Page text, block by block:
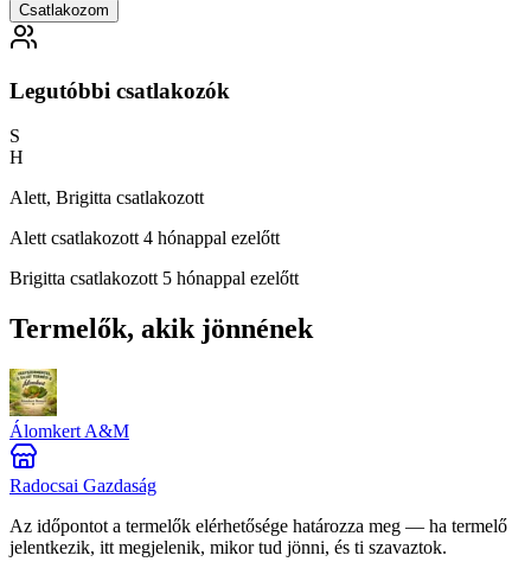
Csatlakozom
Legutóbbi csatlakozók
S
H
Alett, Brigitta csatlakozott
Alett csatlakozott 4 hónappal ezelőtt
Brigitta csatlakozott 5 hónappal ezelőtt
Termelők, akik jönnének
Álomkert A&M
Radocsai Gazdaság
Az időpontot a termelők elérhetősége határozza meg — ha termelő
jelentkezik, itt megjelenik, mikor tud jönni, és ti szavaztok.